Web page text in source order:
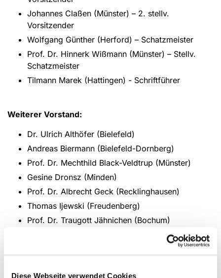
Diese Webseite verwendet Cookies
Johannes Claßen (Münster) – 2. stellv.
Vorsitzender
Wolfgang Günther (Herford) – Schatzmeister
Prof. Dr. Hinnerk Wißmann (Münster) – Stellv.
Schatzmeister
Tilmann Marek (Hattingen) - Schriftführer
Weiterer Vorstand:
Dr. Ulrich Althöfer (Bielefeld)
Andreas Biermann (Bielefeld-Dornberg)
Prof. Dr. Mechthild Black-Veldtrup (Münster)
Gesine Dronsz (Minden)
Prof. Dr. Albrecht Geck (Recklinghausen)
Thomas Ijewski (Freudenberg)
Prof. Dr. Traugott Jähnichen (Bochum)